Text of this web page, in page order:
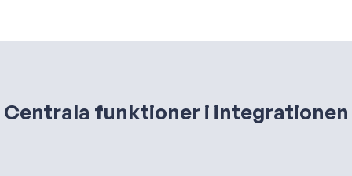
Centrala funktioner i integrationen